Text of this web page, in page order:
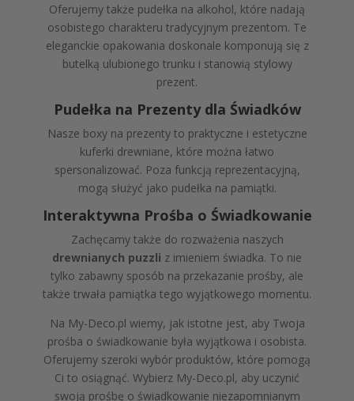
Oferujemy także pudełka na alkohol, które nadają
osobistego charakteru tradycyjnym prezentom. Te
eleganckie opakowania doskonale komponują się z
butelką ulubionego trunku i stanowią stylowy
prezent.
Pudełka na Prezenty dla Świadków
Nasze boxy na prezenty to praktyczne i estetyczne
kuferki drewniane, które można łatwo
spersonalizować. Poza funkcją reprezentacyjną,
mogą służyć jako pudełka na pamiątki.
Interaktywna Prośba o Świadkowanie
Zachęcamy także do rozważenia naszych
drewnianych puzzli z imieniem świadka. To nie
tylko zabawny sposób na przekazanie prośby, ale
także trwała pamiątka tego wyjątkowego momentu.
Na My-Deco.pl wiemy, jak istotne jest, aby Twoja
prośba o świadkowanie była wyjątkowa i osobista.
Oferujemy szeroki wybór produktów, które pomogą
Ci to osiągnąć. Wybierz My-Deco.pl, aby uczynić
swoją prośbę o świadkowanie niezapomnianym